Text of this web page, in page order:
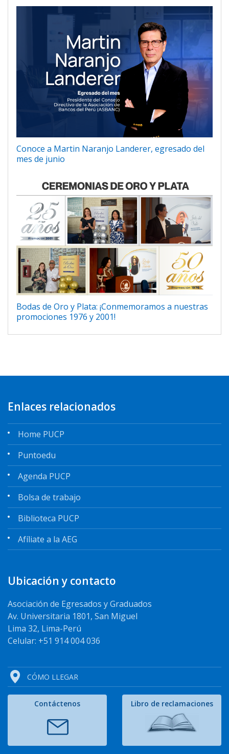
Conoce a Martin Naranjo Landerer, egresado del
mes de junio
Bodas de Oro y Plata: ¡Conmemoramos a nuestras
promociones 1976 y 2001!
Enlaces relacionados
Home PUCP
Puntoedu
Agenda PUCP
Bolsa de trabajo
Biblioteca PUCP
Afíliate a la AEG
Ubicación y contacto
Asociación de Egresados y Graduados
Av. Universitaria 1801, San Miguel
Lima 32, Lima-Perú
Celular: +51 914 004 036
CÓMO LLEGAR
Contáctenos Libro de reclamaciones